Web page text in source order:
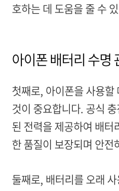
호하는 데 도움을 줄 수
아이폰 배터리 수명
첫째로, 아이폰을 사용
것이 중요합니다. 공식
된 전력을 제공하여 배
한 품질이 보장되며 안전
둘째로, 배터리를 오래